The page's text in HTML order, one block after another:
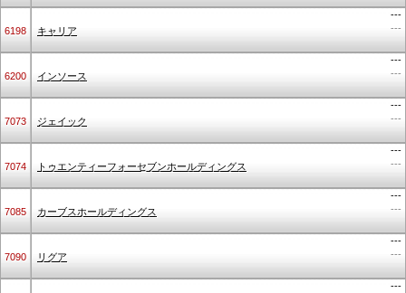
6198 キャリア
---
---
6200 インソース
---
---
7073 ジェイック
---
---
7074 トゥエンティーフォーセブンホールディングス
---
---
7085 カーブスホールディングス
---
---
7090 リグア
---
---
---